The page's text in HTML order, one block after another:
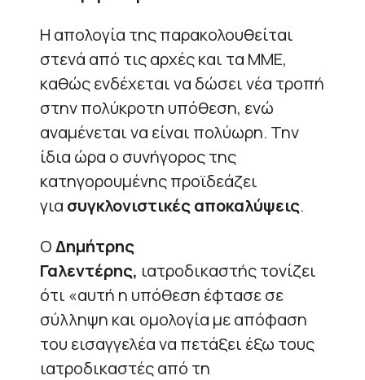
Η απολογία της παρακολουθείται
στενά από τις αρχές και τα ΜΜΕ,
καθώς ενδέχεται να δώσει νέα τροπή
στην πολύκροτη υπόθεση, ενώ
αναμένεται να είναι πολύωρη. Την
ίδια ώρα ο συνήγορος της
κατηγορουμένης προϊδεάζει
για συγκλονιστικές αποκαλύψεις.
ΟΔημήτρης
Γαλεντέρης, ιατροδικαστής τονίζει
ότι «αυτή η υπόθεση έφτασε σε
σύλληψη και ομολογία με απόφαση
του εισαγγελέα να πετάξει έξω τους
ιατροδικαστές από τη